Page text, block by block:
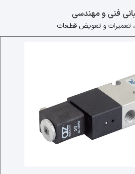
فنی و مهندسی
تعمیرات و تعویض قطعات